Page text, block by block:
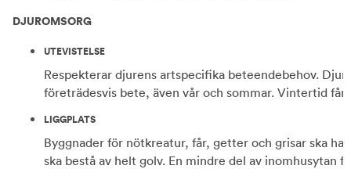
DJUROMSORG
UTEVISTELSE
Respekterar djurens artspecifika beteendebehov.
företrädesvis bete, även vår och sommar. Vintertid
LIGGPLATS
Byggnader för nötkreatur, får, getter och grisar ska
ska bestå av helt golv. En mindre del av inomhusytan